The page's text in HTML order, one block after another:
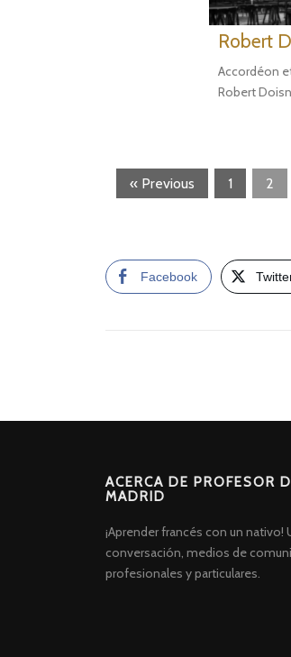
Robert
Accordéon
Robert
« Previous 1 2
Facebook
ACERCA DE PROFESOR
MADRID
¡Aprender francés con un nativo!
conversación, medios de
profesionales y particulares.